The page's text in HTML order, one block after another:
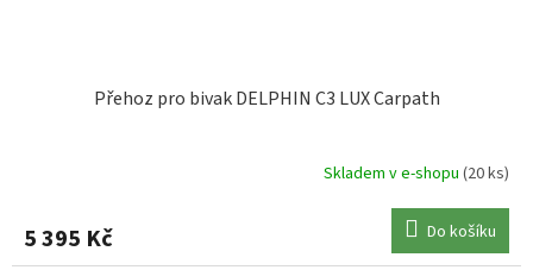
Přehoz pro bivak DELPHIN C3 LUX Carpath
Skladem v e-shopu (20 ks)
5 395 Kč Do košíku